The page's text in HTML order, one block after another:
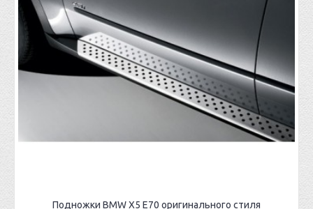
Подножки BMW X5 E70 оригинального стиля